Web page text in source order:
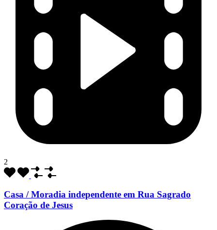
2
Casa / Moradia independente em Rua Sagrado
Coração de Jesus